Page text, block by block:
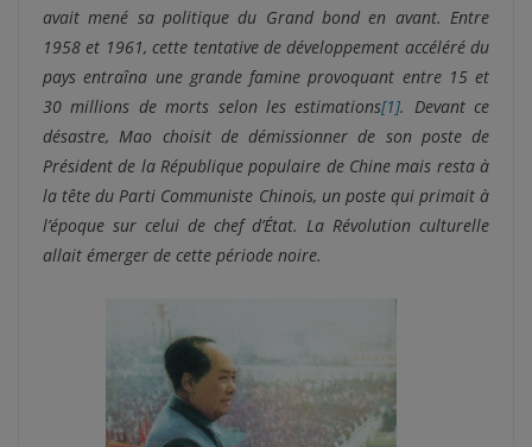
avait mené sa politique du Grand bond en avant. Entre
1958 et 1961, cette tentative de développement accéléré du
pays entraîna une grande famine provoquant entre 15 et
30 millions de morts selon les estimations[1]. Devant ce
désastre, Mao choisit de démissionner de son poste de
Président de la République populaire de Chine mais resta à
la tête du Parti Communiste Chinois, un poste qui primait à
l’époque sur celui de chef d’État. La Révolution culturelle
allait émerger de cette période noire.